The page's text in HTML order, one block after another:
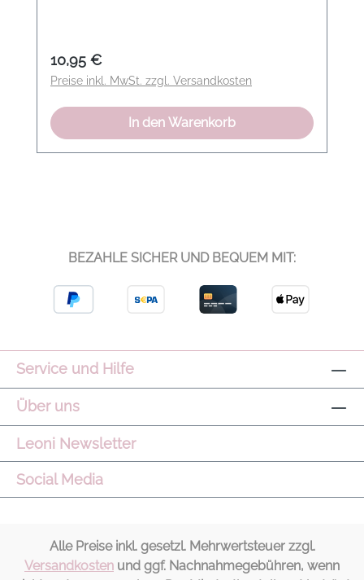
Regulärer Preis:
10,95 €
Preise inkl. MwSt. zzgl. Versandkosten
In den Warenkorb
BEZAHLE SICHER UND BEQUEM MIT:
Service und Hilfe
Über uns
Leoni Newsletter
Social Media
Alle Preise inkl. gesetzl. Mehrwertsteuer zzgl.
Versandkosten und ggf. Nachnahmegebühren, wenn